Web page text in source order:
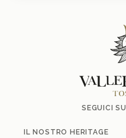
SEGUICI SU
IL NOSTRO HERITAGE